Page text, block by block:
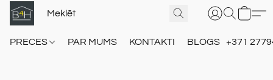
PRECES PAR MUMS KONTAKTI BLOGS +371